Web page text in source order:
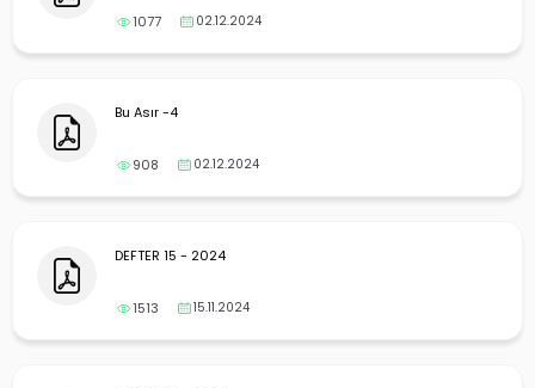
1077 02.12.2024
Bu Asır -4
908 02.12.2024
DEFTER 15 - 2024
1513 15.11.2024